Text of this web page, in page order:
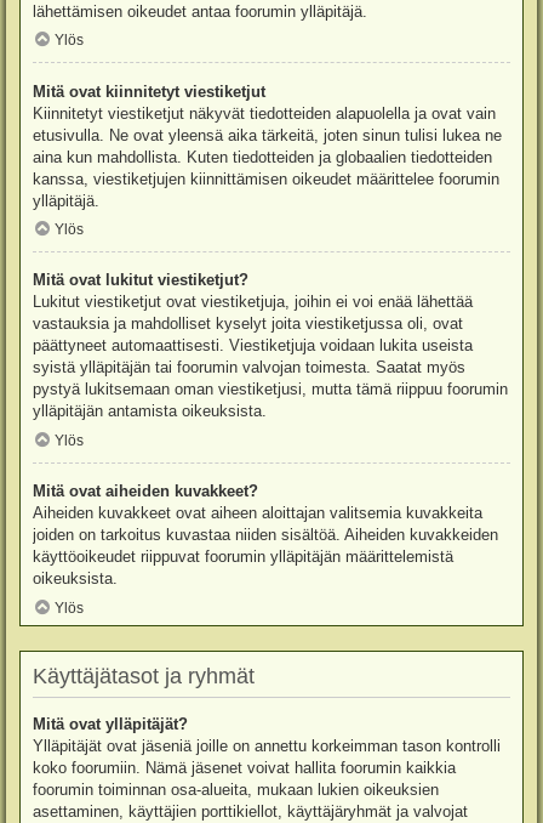
lähettämisen oikeudet antaa foorumin ylläpitäjä.
Ylös
Mitä ovat kiinnitetyt viestiketjut
Kiinnitetyt viestiketjut näkyvät tiedotteiden alapuolella ja ovat vain
etusivulla. Ne ovat yleensä aika tärkeitä, joten sinun tulisi lukea ne
aina kun mahdollista. Kuten tiedotteiden ja globaalien tiedotteiden
kanssa, viestiketjujen kiinnittämisen oikeudet määrittelee foorumin
ylläpitäjä.
Ylös
Mitä ovat lukitut viestiketjut?
Lukitut viestiketjut ovat viestiketjuja, joihin ei voi enää lähettää
vastauksia ja mahdolliset kyselyt joita viestiketjussa oli, ovat
päättyneet automaattisesti. Viestiketjuja voidaan lukita useista
syistä ylläpitäjän tai foorumin valvojan toimesta. Saatat myös
pystyä lukitsemaan oman viestiketjusi, mutta tämä riippuu foorumin
ylläpitäjän antamista oikeuksista.
Ylös
Mitä ovat aiheiden kuvakkeet?
Aiheiden kuvakkeet ovat aiheen aloittajan valitsemia kuvakkeita
joiden on tarkoitus kuvastaa niiden sisältöä. Aiheiden kuvakkeiden
käyttöoikeudet riippuvat foorumin ylläpitäjän määrittelemistä
oikeuksista.
Ylös
Käyttäjätasot ja ryhmät
Mitä ovat ylläpitäjät?
Ylläpitäjät ovat jäseniä joille on annettu korkeimman tason kontrolli
koko foorumiin. Nämä jäsenet voivat hallita foorumin kaikkia
foorumin toiminnan osa-alueita, mukaan lukien oikeuksien
asettaminen, käyttäjien porttikiellot, käyttäjäryhmät ja valvojat